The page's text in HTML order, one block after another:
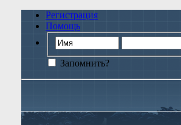
Регистрация
Помощь
Запомнить?